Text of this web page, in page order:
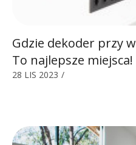
Gdzie dekoder przy
To najlepsze miejsca!
28 LIS 2023 /